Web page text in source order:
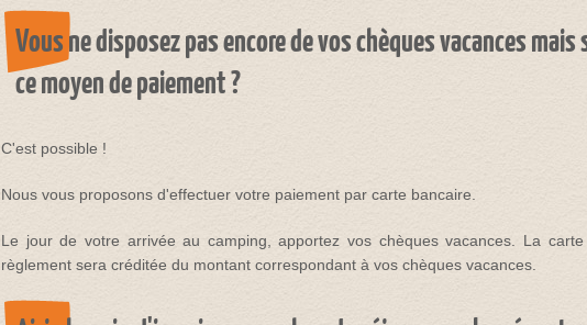
Vous ne disposez pas encore de vos chèques vacances
ce moyen de paiement ?
C'est possible !
Nous vous proposons d'effectuer votre paiement par carte bancaire.
Le jour de votre arrivée au camping, apportez vos chèques vacances. La
règlement sera créditée du montant correspondant à vos chèques vacances.